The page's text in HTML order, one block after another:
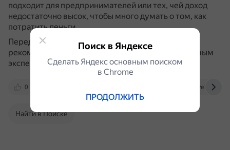
подходит для предпринимателей или тех, чей доход
недостаточно высок, чтобы много думать о том, как
потратить деньги.
Перед составлением личного финансового плана
рекомендуется проконсультироваться с финансовым
экспертом.
0 www.livelib.ru
Найти в Поиске
Поиск в Яндексе
Сделать Яндекс основным поиском
в Сhrome
ПРОДОЛЖИТЬ